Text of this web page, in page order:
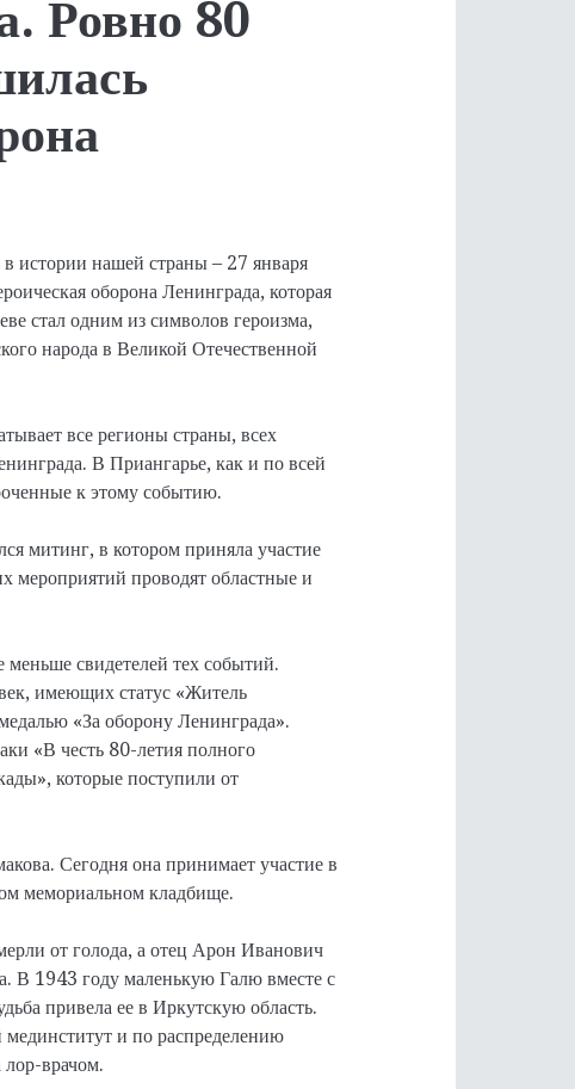
Ровно 80
истории нашей страны – 27 января
оборона Ленинграда, которая
стал одним из символов героизма,
народа в Великой Отечественной
все регионы страны, всех
В Приангарье, как и по всей
к этому событию.
митинг, в котором приняла участие
мероприятий проводят областные и
свидетелей тех событий.
имеющих статус «Житель
«За оборону Ленинграда».
«В честь 80-летия полного
которые поступили от
Сегодня она принимает участие в
мемориальном кладбище.
от голода, а отец Арон Иванович
В 1943 году маленькую Галю вместе с
привела ее в Иркутскую область.
и по распределению
лор-врачом.